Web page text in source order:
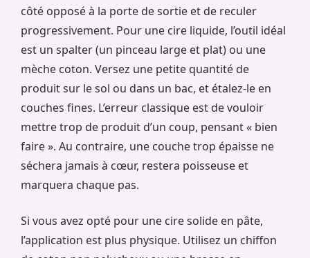
côté opposé à la porte de sortie et de reculer
progressivement. Pour une cire liquide, l’outil idéal
est un spalter (un pinceau large et plat) ou une
mèche coton. Versez une petite quantité de
produit sur le sol ou dans un bac, et étalez-le en
couches fines. L’erreur classique est de vouloir
mettre trop de produit d’un coup, pensant « bien
faire ». Au contraire, une couche trop épaisse ne
séchera jamais à cœur, restera poisseuse et
marquera chaque pas.
Si vous avez opté pour une cire solide en pâte,
l’application est plus physique. Utilisez un chiffon